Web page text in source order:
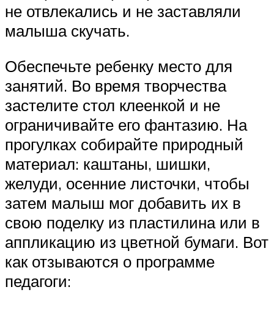
не отвлекались и не заставляли
малыша скучать.
Обеспечьте ребенку место для
занятий. Во время творчества
застелите стол клеенкой и не
ограничивайте его фантазию. На
прогулках собирайте природный
материал: каштаны, шишки,
желуди, осенние листочки, чтобы
затем малыш мог добавить их в
свою поделку из пластилина или в
аппликацию из цветной бумаги. Вот
как отзываются о программе
педагоги: